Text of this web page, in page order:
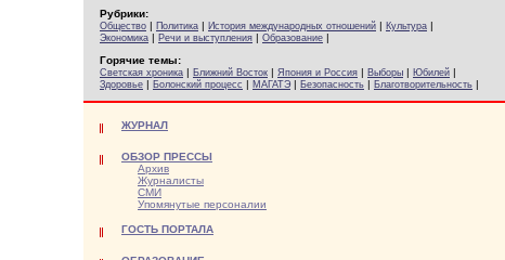
Рубрики:
Общество | Политика | История международных отношений | Культура |
Экономика | Речи и выступления | Образование |
Горячие темы:
Светская хроника | Ближний Восток | Япония и Россия | Выборы | Юбилей |
Здоровье | Болонский процесс | МАГАТЭ | Безопасность | Благотворительность |
ЖУРНАЛ
ОБЗОР ПРЕССЫ
Архив
Журналисты
СМИ
Упомянутые персоналии
ГОСТЬ ПОРТАЛА